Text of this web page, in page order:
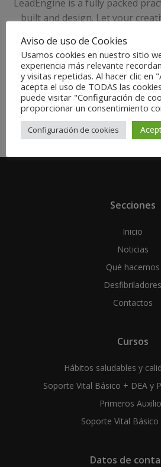
LeadEngine is a fully packed
built and design. Let your
Get started
Secciones
Inicio
Noticias
Qué hacemos
Desfibriladores
Contactos
Cursos
Hábitos saludables y
Soporte Vital Básico + DEA y
Primeros
Soporte Vital Básico
Datos de
Aviso de uso de Cookies
Usamos cookies en nuestro sitio
experiencia más relevante
y visitas repetidas. Al hacer clic en
acepta el uso de TODAS las
puede visitar "Configuración de
proporcionar un consentimiento
Configuración de cookies